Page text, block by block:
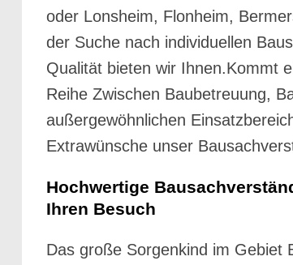
oder Lonsheim, Flonheim,
der Suche nach individuellen
Qualität bieten wir Ihnen.Kommt
Reihe Zwischen Baubetreuung,
außergewöhnlichen
Extrawünsche unser
Hochwertige
Ihren Besuch
Das große Sorgenkind im Gebiet